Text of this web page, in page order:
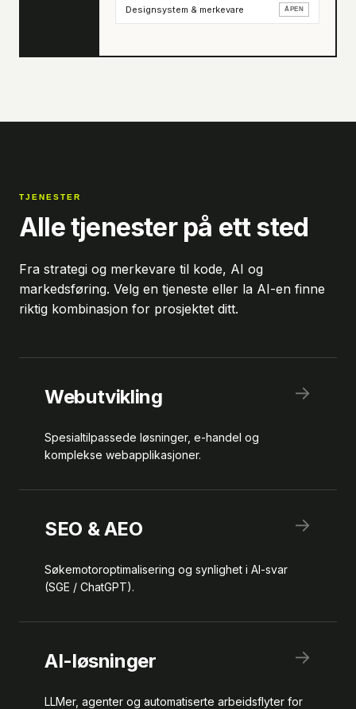
Designsystem & merkevare ÅPEN
TJENESTER
Alle tjenester på ett sted
Fra strategi og merkevare til kode, AI og
markedsføring. Velg en tjeneste eller la AI-en finne
riktig kombinasjon for prosjektet ditt.
Webutvikling →
Spesialtilpassede løsninger, e-handel og
komplekse webapplikasjoner.
SEO & AEO →
Søkemotoroptimalisering og synlighet i AI-svar
(SGE / ChatGPT).
AI-løsninger →
LLMer, agenter og automatiserte arbeidsflyter for